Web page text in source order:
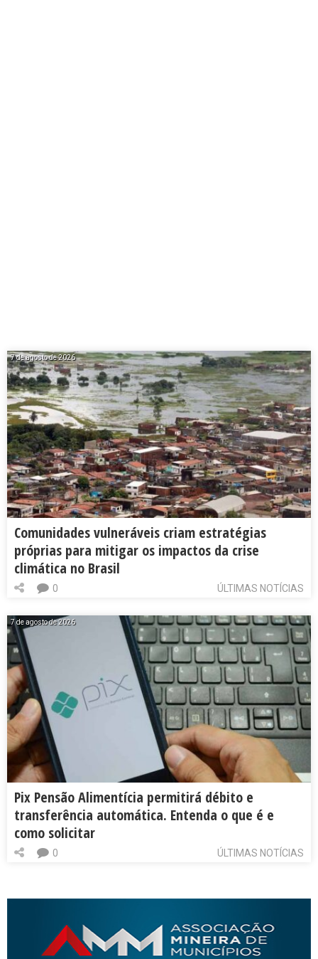
7 de agosto de 2026
Comunidades vulneráveis criam estratégias
próprias para mitigar os impactos da crise
climática no Brasil
ÚLTIMAS NOTÍCIAS
0
7 de agosto de 2026
Pix Pensão Alimentícia permitirá débito e
transferência automática. Entenda o que é e
como solicitar
ÚLTIMAS NOTÍCIAS
0